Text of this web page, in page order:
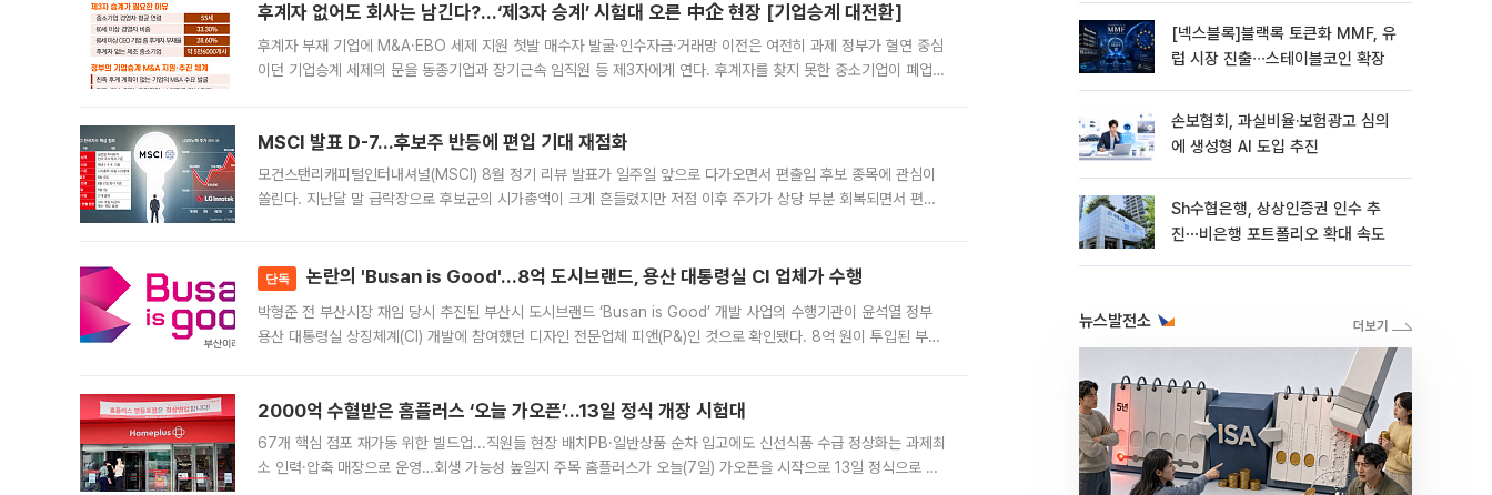
후계자 없어도 회사는 남긴다?…‘제3자 승계’ 시험대 오른 中企 현장 [기업승계 대전환]
후계자 부재 기업에 M&A·EBO 세제 지원 첫발 매수자 발굴·인수자금·거래망 이전은 여전히 과제 정부가 혈연 중심
이던 기업승계 세제의 문을 동종기업과 장기근속 임직원 등 제3자에게 연다. 후계자를 찾지 못한 중소기업이 폐업
MSCI 발표 D-7…후보주 반등에 편입 기대 재점화
모건스탠리캐피털인터내셔널(MSCI) 8월 정기 리뷰 발표가 일주일 앞으로 다가오면서 편출입 후보 종목에 관심이
쏠린다. 지난달 말 급락장으로 후보군의 시가총액이 크게 흔들렸지만 저점 이후 주가가 상당 부분 회복되면서 편입
단독 논란의 'Busan is Good'…8억 도시브랜드, 용산 대통령실 CI 업체가 수행
박형준 전 부산시장 재임 당시 추진된 부산시 도시브랜드 ‘Busan is Good’ 개발 사업의 수행기관이 윤석열 정부
용산 대통령실 상징체계(CI) 개발에 참여했던 디자인 전문업체 피앤(P&)인 것으로 확인됐다. 8억 원이 투입된 부산
2000억 수혈받은 홈플러스 ‘오늘 가오픈’...13일 정식 개장 시험대
67개 핵심 점포 재가동 위한 빌드업...직원들 현장 배치PB·일반상품 순차 입고에도 신선식품 수급 정상화는 과제최
소 인력·압축 매장으로 운영…회생 가능성 높일지 주목 홈플러스가 오늘(7일) 가오픈을 시작으로 13일 정식으로 재
[넥스블록]블랙록 토큰화 MMF, 유
럽 시장 진출∙∙∙스테이블코인 확장
손보협회, 과실비율·보험광고 심의
에 생성형 AI 도입 추진
Sh수협은행, 상상인증권 인수 추
진⋯비은행 포트폴리오 확대 속도
뉴스발전소